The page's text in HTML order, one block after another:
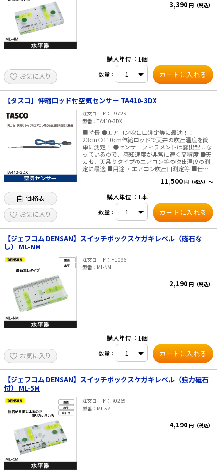
3,390 円（税込）
お気に入り
購入単位：1個
数量：
【タスコ】伸縮ロッド付空気センサー TA410-3DX
注文コード
F9726
型番
TA410-3DX
■特長 ●エアコン吹出口測定等に最適！！
23cm⇔110cm伸縮ロッドで天井の吹出温度を簡
単に測定！ ●センサーフィラメントは露出型にな
っているので、感知速度が非常に速く高精度 ●天
カセ、天吊りタイプのエアコン等の吹出温度の測
定に最適 ■用途 ・エアコン吹出口測定等 ■仕様
長：140cm ・測定温度範囲：-50℃～+200℃ ※デ
用ください。
11,500 円（税込）～
価格表
お気に入り
購入単位：1本
数量：
【ジェフコム DENSAN】スイッチボックスケガキレベル（磁石な
し） ML-NM
注文コード
H1096
型番
ML-NM
2,190 円（税込）
お気に入り
購入単位：1個
数量：
【ジェフコム DENSAN】スイッチボックスケガキレベル（強力磁石
付） ML-5M
注文コード
R0269
型番
ML-5M
4,190 円（税込）